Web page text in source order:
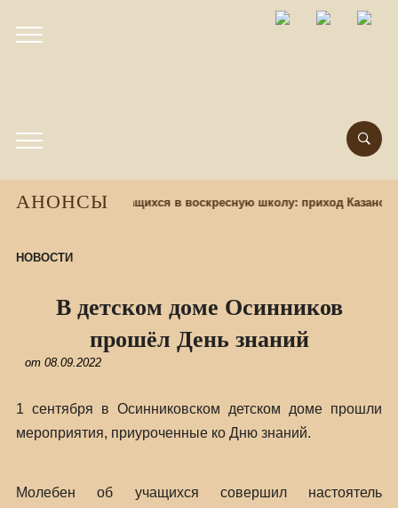
АНОНСЫ
назад Набор учащихся в воскресную школу: приход
НОВОСТИ
В детском доме Осинников
прошёл День знаний
от 08.09.2022
1 сентября в Осинниковском детском доме прошли
мероприятия, приуроченные ко Дню знаний.
Молебен об учащихся совершил настоятель